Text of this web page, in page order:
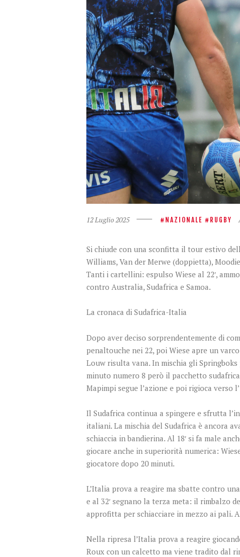
12 Luglio 2025 NAZIONALE RUGBY
Si chiude con una sconfitta il tour estivo
Williams, Van der Merwe (doppietta),
Tanti i cartellini: espulso Wiese al 22′,
contro Australia, Sudafrica e Samoa.
La cronaca di Sudafrica-Italia
Dopo aver deciso sorprendentemente di
penaltouche nei 22, poi Wiese apre un
Louw risulta vana. In mischia gli
minuto numero 8 però il pacchetto
Mapimpi segue l’azione e poi rigioca verso
Il Sudafrica continua a spingere e sfrutta
italiani. La mischia del Sudafrica è ancora
schiaccia in bandierina. Al 18′ si fa male
giocare anche in superiorità numerica:
giocatore dopo 20 minuti.
L’Italia prova a reagire ma sbatte contro
e al 32′ segnano la terza meta: il rimbalzo
approfitta per schiacciare in mezzo ai pali.
Nella ripresa l’Italia prova a reagire
Roux con un calcetto ma viene tradito dal